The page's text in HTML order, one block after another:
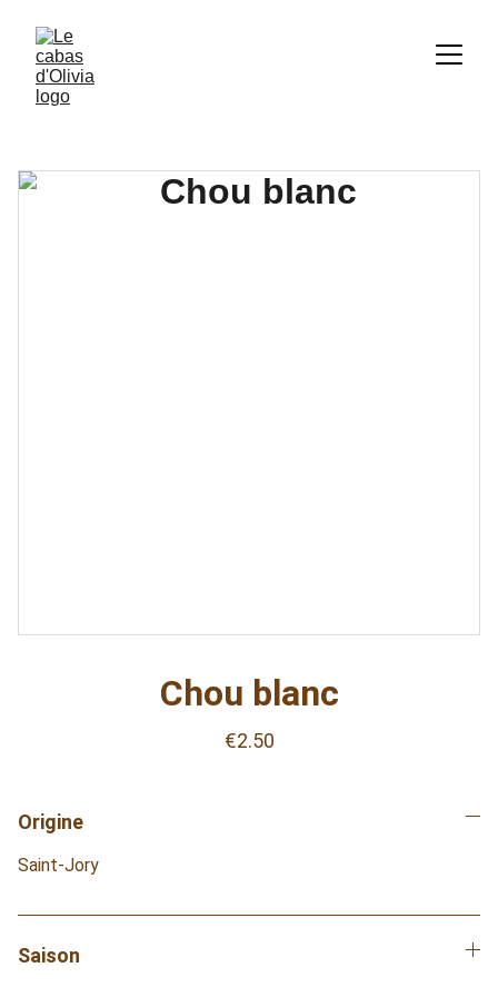
Chou blanc
€2.50
Origine
Saint-Jory
Saison